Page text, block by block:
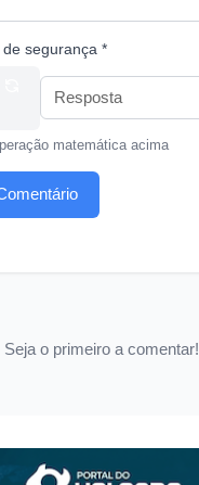
segurança *
matemática acima
Seja o primeiro a comentar!